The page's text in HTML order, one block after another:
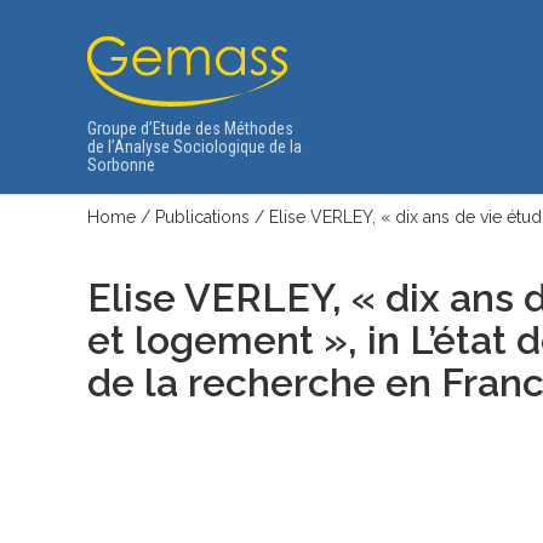
Groupe d’Etude des Méthodes
de l’Analyse Sociologique de la
Sorbonne
Home / Publications / Elise VERLEY, « dix ans de vie
Elise VERLEY, « dix
et logement », in L’état
de la recherche en